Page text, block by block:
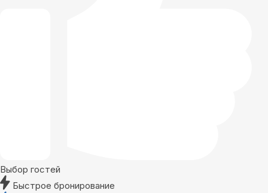
Выбор гостей
Быстрое бронирование